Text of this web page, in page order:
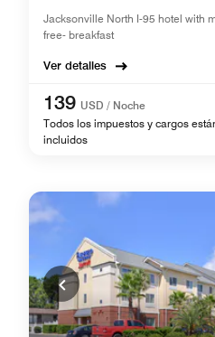
Jacksonville North I-95 hotel with
free- breakfast
Ver detalles
139 USD / Noche
Todos los impuestos y cargos
incluidos